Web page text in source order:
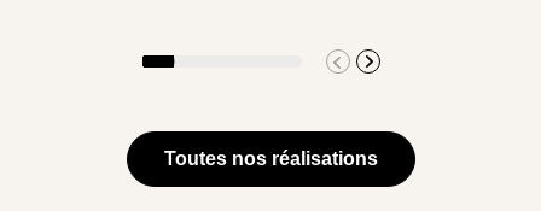
Toutes nos réalisations